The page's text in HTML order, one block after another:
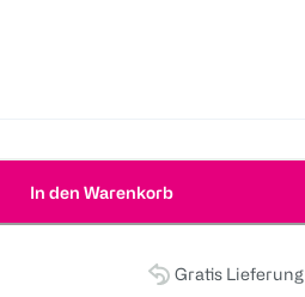
In den Warenkorb
Gratis